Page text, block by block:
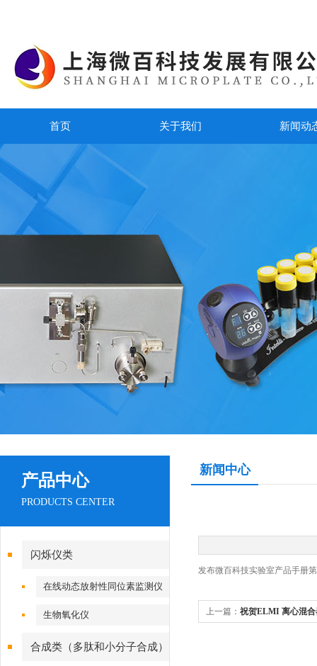
首页 关于我们 新闻动
产品中心
PRODUCTS CENTER
闪烁仪类
在线动态放射性同位素监测仪
生物氧化仪
合成类（多肽和小分子合成）
新闻中心
发布微百科技实验室产品手册
上一篇： 祝贺ELMI 离心混合